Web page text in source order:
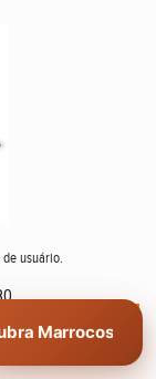
usuário.
CONCORDO
Marrocos